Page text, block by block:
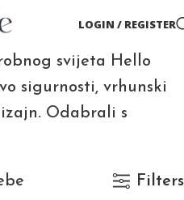
LOGIN / REGISTER
svijeta Hello
sigurnosti, vrhunski
Odabrali s
Filters